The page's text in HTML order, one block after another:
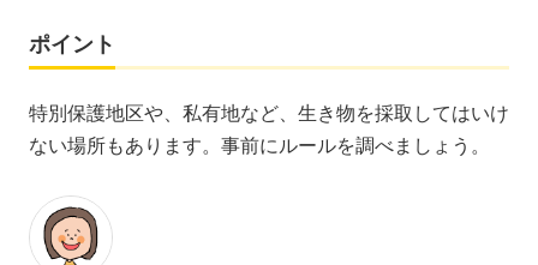
ポイント
特別保護地区や、私有地など、生き物を採取してはいけ
ない場所もあります。事前にルールを調べましょう。